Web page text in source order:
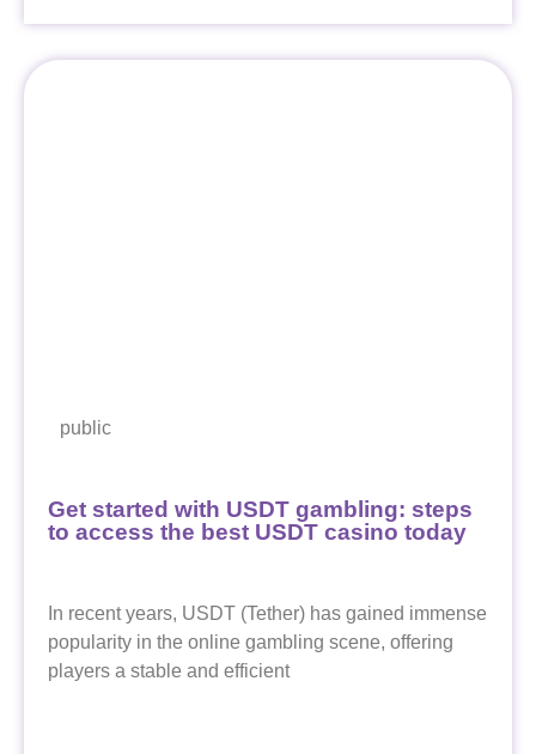
public
Get started with USDT gambling: steps
to access the best USDT casino today
In recent years, USDT (Tether) has gained immense
popularity in the online gambling scene, offering
players a stable and efficient